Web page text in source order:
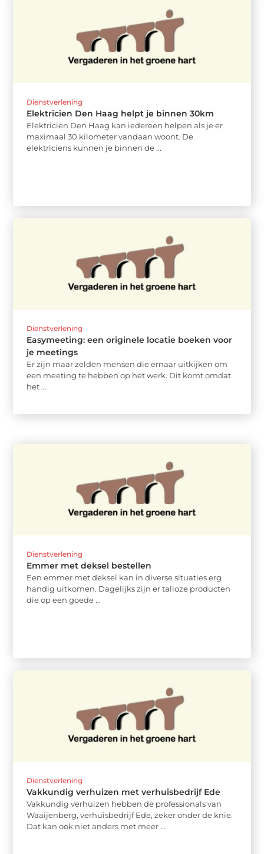
Dienstverlening
Elektricien Den Haag helpt je binnen 30km
Elektricien Den Haag kan iedereen helpen als je er
maximaal 30 kilometer vandaan woont. De
elektriciens kunnen je binnen de ...
Dienstverlening
Easymeeting: een originele locatie boeken voor
je meetings
Er zijn maar zelden mensen die ernaar uitkijken om
een meeting te hebben op het werk. Dit komt omdat
het ...
Dienstverlening
Emmer met deksel bestellen
Een emmer met deksel kan in diverse situaties erg
handig uitkomen. Dagelijks zijn er talloze producten
die op een goede ...
Dienstverlening
Vakkundig verhuizen met verhuisbedrijf Ede
Vakkundig verhuizen hebben de professionals van
Waaijenberg, verhuisbedrijf Ede, zeker onder de knie.
Dat kan ook niet anders met meer ...